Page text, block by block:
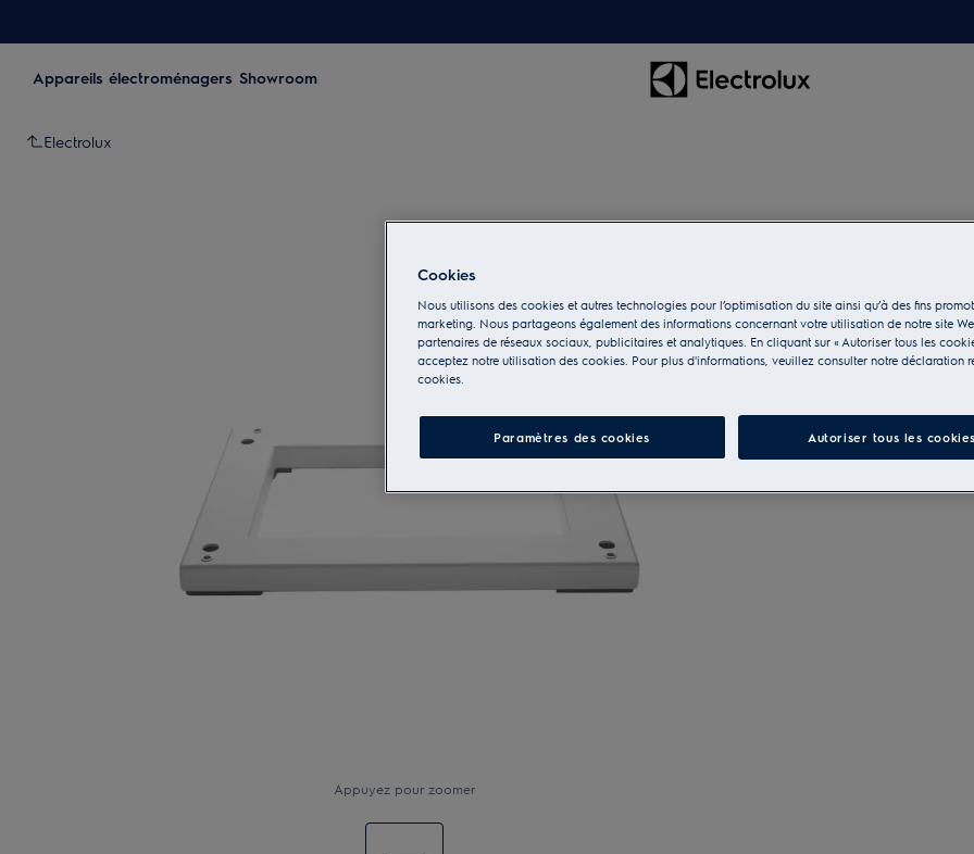
Appareils électroménagers Showroom
Electrolux
Appuyez pour zoomer
Socle pour lave-
Cookies
Nous utilisons des cookies et autres technologies pour l’optimisation du site ainsi qu’à des fins
marketing. Nous partageons également des informations concernant votre utilisation de notre site
partenaires de réseaux sociaux, publicitaires et analytiques. En cliquant sur « Autoriser tous les
acceptez notre utilisation des cookies. Pour plus d'informations, veuillez consulter notre déclaration
cookies.
Paramètres des cookies Autoriser tous les cookies